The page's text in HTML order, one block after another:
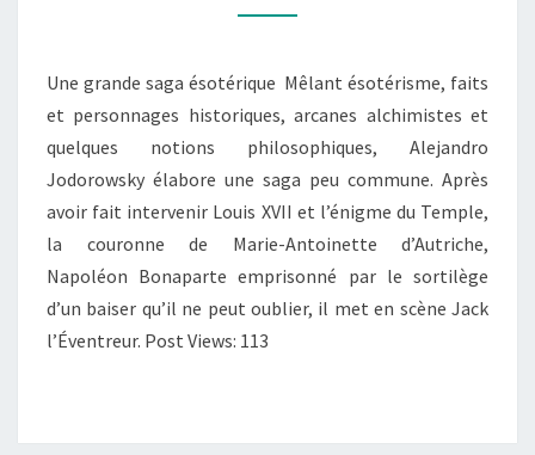
HÉLIOPOLIS
T.04
:
« CITRINITAS,
L’ŒUVRE
AU
JAUNE »
Une grande saga ésotérique Mêlant ésotérisme, faits
et personnages historiques, arcanes alchimistes et
quelques notions philosophiques, Alejandro
Jodorowsky élabore une saga peu commune. Après
avoir fait intervenir Louis XVII et l’énigme du Temple,
la couronne de Marie-Antoinette d’Autriche,
Napoléon Bonaparte emprisonné par le sortilège
d’un baiser qu’il ne peut oublier, il met en scène Jack
l’Éventreur. Post Views: 113